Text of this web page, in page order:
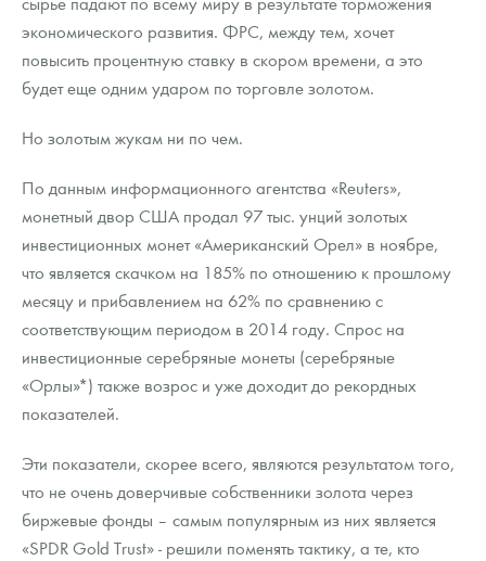
экономического развития. ФРС, между тем, хочет
повысить процентную ставку в скором времени, а это
будет еще одним ударом по торговле золотом.
Но золотым жукам ни по чем.
По данным информационного агентства «Reuters»,
монетный двор США продал 97 тыс. унций золотых
инвестиционных монет «Американский Орел» в ноябре,
что является скачком на 185% по отношению к прошлому
месяцу и прибавлением на 62% по сравнению с
соответствующим периодом в 2014 году. Спрос на
инвестиционные серебряные монеты (серебряные
«Орлы»*) также возрос и уже доходит до рекордных
показателей.
Эти показатели, скорее всего, являются результатом того,
что не очень доверчивые собственники золота через
биржевые фонды – самым популярным из них является
«SPDR Gold Trust» - решили поменять тактику, а те, кто